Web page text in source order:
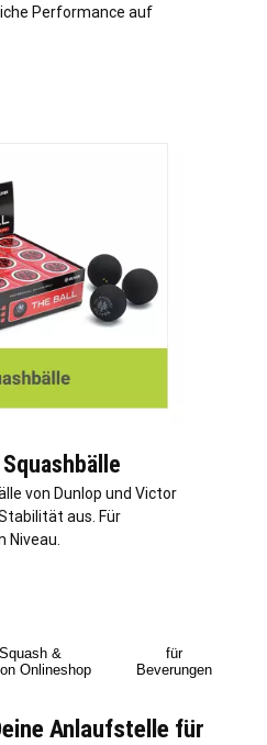
Performance auf
von Dunlop und Victor
aus. Für
Niveau.
Squash &
Onlineshop
für
Beverungen
Anlaufstelle für